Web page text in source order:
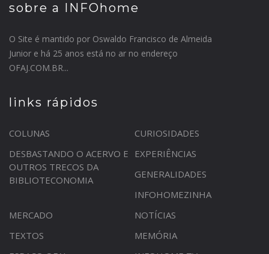
sobre a INFOhome
O Site é mantido por Oswaldo Francisco de Almeida
Junior e há 25 anos está no ar no endereço
OFAJ.COM.BR...
links rápidos
COLUNAS
CURIOSIDADES
DESBASTANDO O ACERVO E
OUTROS TRECOS DA
BIBLIOTECONOMIA
EXPERIÊNCIAS
GENERALIDADES
INFOHOMEZINHA
MERCADO
NOTÍCIAS
TEXTOS
MEMÓRIA